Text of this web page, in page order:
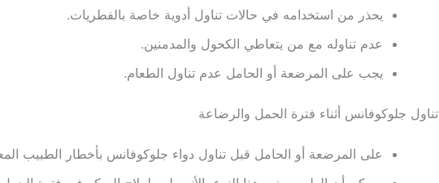
يحذر من استخدامه في حالات تناول أدوية خاصة بالفطريات.
عدم تناوله مع من يتعاطي الكحول والمدمنين.
يجب على المرضعة أو الحامل عدم تناول الطعام.
تناول جلوكوفانس أثناء فترة الحمل والرضاعة
على المرضعة أو الحامل قبل تناول دواء جلوكوفانس بأخطار الطبيب